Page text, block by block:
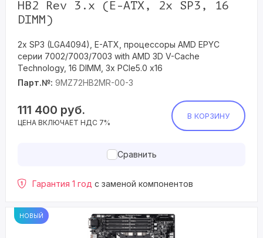
HB2 Rev 3.x (E-ATX, 2x SP3, 16
DIMM)
2x SP3 (LGA4094), E-ATX, процессоры AMD EPYC
серии 7002/7003/7003 with AMD 3D V-Cache
Technology, 16 DIMM, 3x PCIe5.0 x16
Парт.№: 9MZ72HB2MR-00-3
111 400 руб.
ЦЕНА ВКЛЮЧАЕТ НДС 7%
В КОРЗИНУ
Сравнить
Гарантия 1 год с заменой компонентов
НОВЫЙ